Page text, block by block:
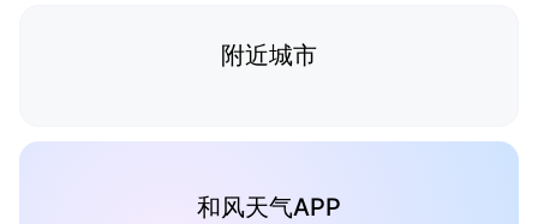
附近城市
和风天气APP